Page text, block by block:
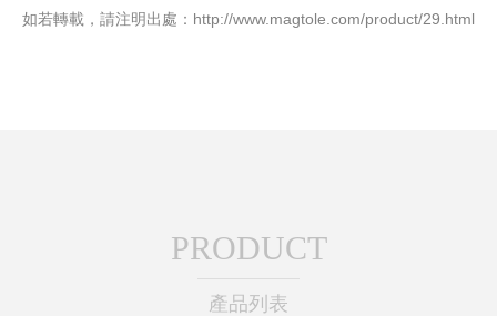
如若轉載，請注明出處：http://www.magtole.com/product/29.html
PRODUCT
產品列表